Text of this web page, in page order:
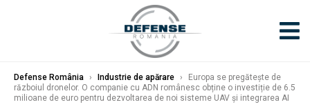
Defense România › Industrie de apărare ›
Europa se pregătește de
războiul dronelor. O companie cu ADN românesc obține o investiție de 6.5
milioane de euro pentru dezvoltarea de noi sisteme UAV și integrarea AI